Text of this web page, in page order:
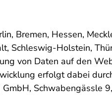
Bremen, Hessen,
Schleswig-Holstein,
von Daten auf den
erfolgt dabei
Schwabengässle